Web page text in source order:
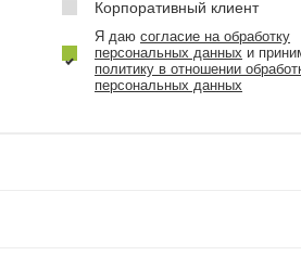
Корпоративный клиент
Я даю согласие на обработку
персональных данных и
политику в отношении
персональных данных